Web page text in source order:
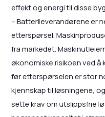
effekt og energi til disse
– Batterileverandørene er
etterspørsel.
fra markedet.
økonomiske risikoen ved å
før etterspørselen er stor
kjennskap til løsningene,
sette krav om utslippsfrie